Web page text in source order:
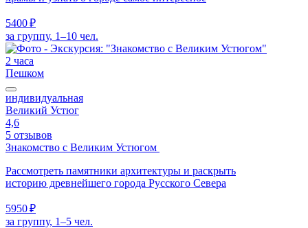
5400 ₽
за группу, 1–10 чел.
2 часа
Пешком
индивидуальная
Великий Устюг
4,6
5 отзывов
Знакомство с Великим Устюгом
Рассмотреть памятники архитектуры и раскрыть
историю древнейшего города Русского Севера
5950 ₽
за группу, 1–5 чел.